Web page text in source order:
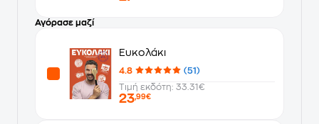
Αγόρασε μαζί
Ευκολάκι
4.8
(51)
Τιμή εκδότη: 33.31€
23,99€